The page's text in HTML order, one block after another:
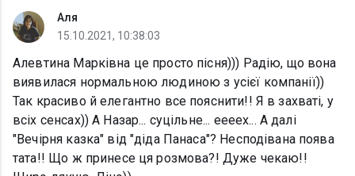
Аля
15.10.2021, 10:38:03
Алевтина Марківна це просто пісня))) Радію, що вона
виявилася нормальною людиною з усієї компанії))
Так красиво й елегантно все пояснити!! Я в захваті, у
всіх сенсах)) А Назар... суцільне... еееех... А далі
"Вечірня казка" від "діда Панаса"? Несподівана поява
тата!! Що ж принесе ця розмова?! Дуже чекаю!!